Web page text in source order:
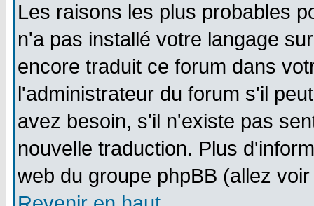
Les raisons les plus probables
n'a pas installé votre langage
encore traduit ce forum dans
l'administrateur du forum s'il
avez besoin, s'il n'existe pas
nouvelle traduction. Plus
web du groupe phpBB (allez